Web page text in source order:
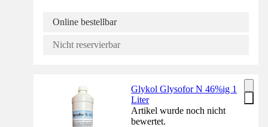
Online bestellbar
Nicht reservierbar
Glykol Glysofor N 46%ig 1
Liter
Artikel wurde noch nicht
bewertet.